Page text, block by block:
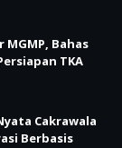
MGMP, Bahas
TKA
Cakrawala
Berbasis